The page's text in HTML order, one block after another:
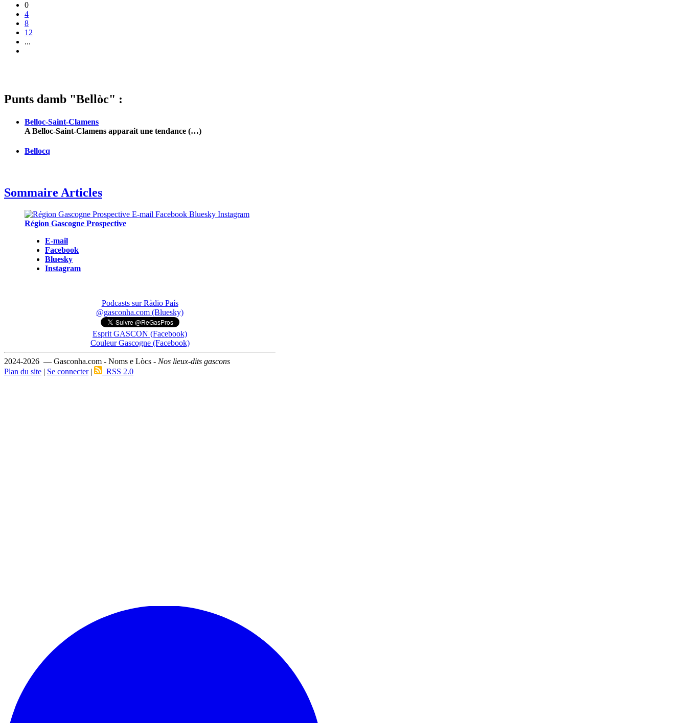
0
4
8
12
...
Punts damb "Bellòc" :
Belloc-Saint-Clamens
A Belloc-Saint-Clamens apparait une tendance (…)
Bellocq
Sommaire Articles
Région Gascogne Prospective
E-mail
Facebook
Bluesky
Instagram
Podcasts sur Ràdio País
@gasconha.com (Bluesky)
Esprit GASCON (Facebook)
Couleur Gascogne (Facebook)
2024-2026 — Gasconha.com - Noms e Lòcs - Nos lieux-dits gascons
Plan du site | Se connecter| RSS 2.0